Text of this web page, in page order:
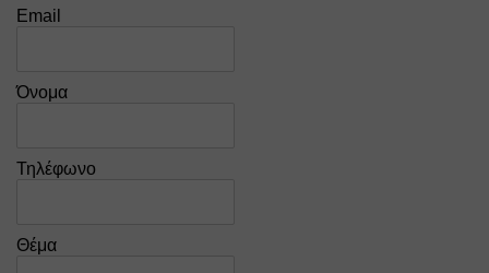
Email
Όνομα
Τηλέφωνο
Θέμα